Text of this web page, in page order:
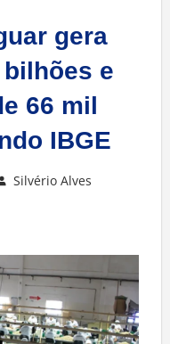
gera
e
66 mil
IBGE
Silvério Alves